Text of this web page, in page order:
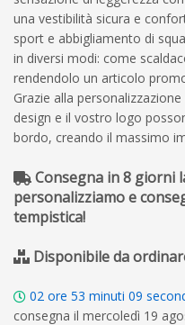
una vestibilità sicura e
sport e abbigliamento di
in diversi modi: come
rendendolo un articolo
Grazie alla
design e il vostro logo
bordo, creando il massimo
Consegna in 8 giorni
personalizziamo e
tempistica!
Disponibile da
02 ore 53 minuti 08
consegna il mercoledì 19